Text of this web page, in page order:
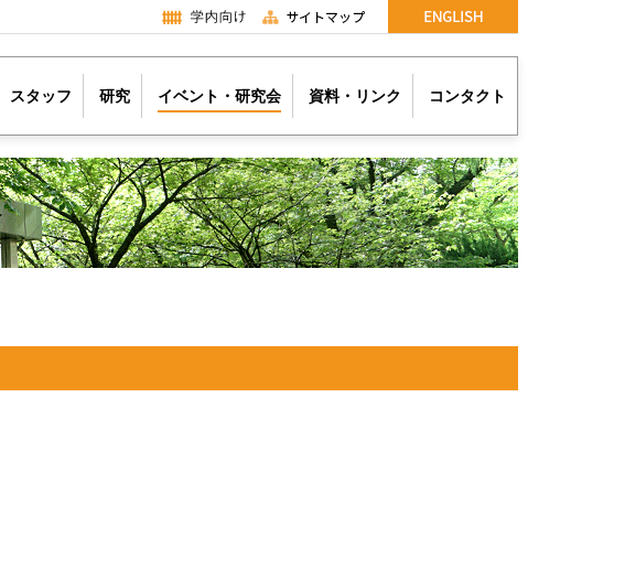
スタッフ 研究 イベント・研究会 資料・リンク コンタクト